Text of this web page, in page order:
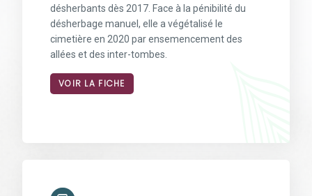
désherbants dès 2017. Face à la pénibilité du
désherbage manuel, elle a végétalisé le
cimetière en 2020 par ensemencement des
allées et des inter-tombes.
VOIR LA FICHE